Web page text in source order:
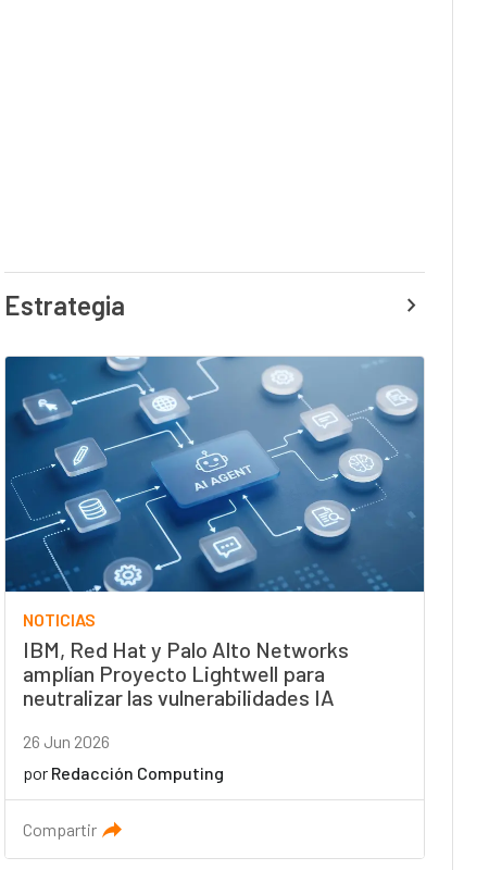
Estrategia
NOTICIAS
IBM, Red Hat y Palo Alto Networks
amplían Proyecto Lightwell para
neutralizar las vulnerabilidades IA
26 Jun 2026
por Redacción Computing
Compartir